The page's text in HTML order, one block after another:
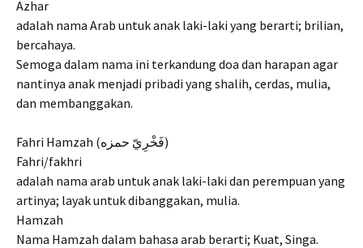
Azhar
adalah nama Arab untuk anak laki-laki yang berarti; brilian,
bercahaya.
Semoga dalam nama ini terkandung doa dan harapan agar
nantinya anak menjadi pribadi yang shalih, cerdas, mulia,
dan membanggakan.
Fahri Hamzah (فَخْرِيّ حمزه)
Fahri/fakhri
adalah nama arab untuk anak laki-laki dan perempuan yang
artinya; layak untuk dibanggakan, mulia.
Hamzah
Nama Hamzah dalam bahasa arab berarti; Kuat, Singa.